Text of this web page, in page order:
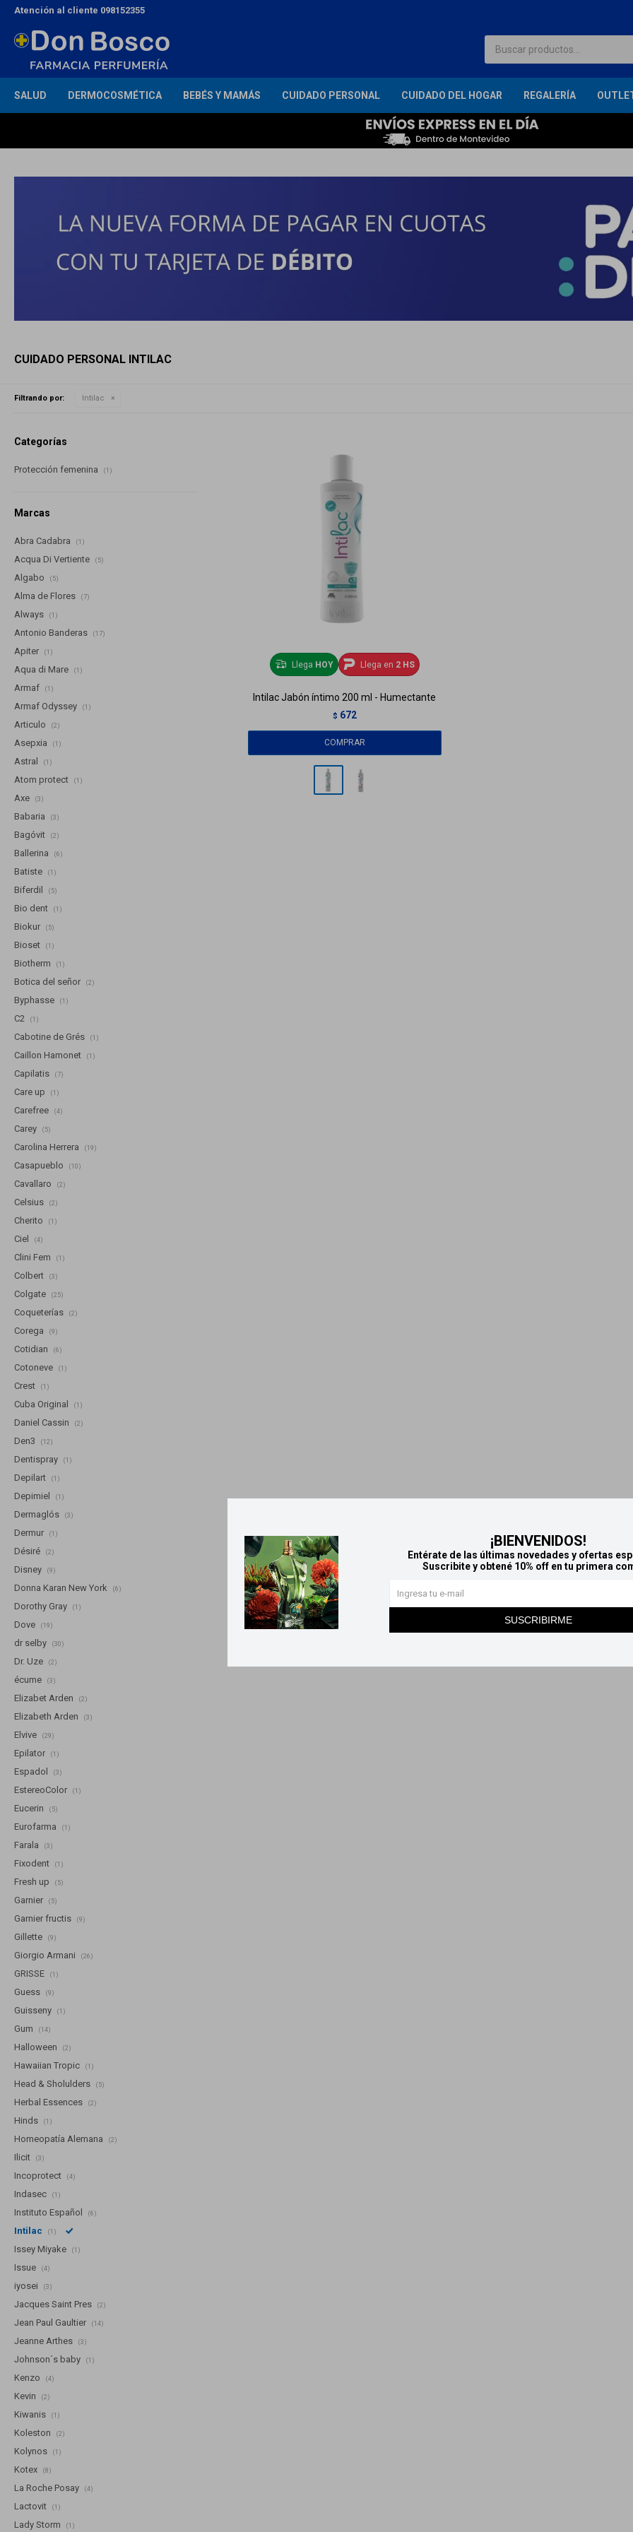
¡BIENVENIDOS!
Entérate de las últimas novedades y ofertas
Suscribite y obtené 10% off en tu primera
SUSCRIBIRME
SALUD DERMOCOSMÉTICA BEBÉS Y MAMÁS CUIDADO PERSONAL CUIDADO DEL HOGAR REGALERÍA
Atención al cliente 098152355
CUIDADO PERSONAL INTILAC
Filtrando por: Intilac
Llega HOY Llega en 2 HS
Intilac Jabón íntimo 200 ml - Humectante
$ 672
Categorías
Protección femenina (1)
Marcas
Abra Cadabra (1)
Acqua Di Vertiente (5)
Algabo (5)
Alma de Flores (7)
Always (1)
Antonio Banderas (17)
Apiter (1)
Aqua di Mare (1)
Armaf (1)
Armaf Odyssey (1)
Articulo (2)
Asepxia (1)
Astral (1)
Atom protect (1)
Axe (3)
Babaria (3)
Bagóvit (2)
Ballerina (6)
Batiste (1)
Biferdil (5)
Bio dent (1)
Biokur (5)
Bioset (1)
Biotherm (1)
Botica del señor (2)
Byphasse (1)
C2 (1)
Cabotine de Grés (1)
Caillon Hamonet (1)
Capilatis (7)
Care up (1)
Carefree (4)
Carey (5)
Carolina Herrera (19)
Casapueblo (10)
Cavallaro (2)
Celsius (2)
Cherito (1)
Ciel (4)
Clini Fem (1)
Colbert (3)
Colgate (25)
Coqueterías (2)
Corega (9)
Cotidian (6)
Cotoneve (1)
Crest (1)
Cuba Original (1)
Daniel Cassin (2)
Den3 (12)
Dentispray (1)
Depilart (1)
Depimiel (1)
Dermaglós (3)
Dermur (1)
Désiré (2)
Disney (9)
Donna Karan New York (6)
Dorothy Gray (1)
Dove (19)
dr selby (30)
Dr. Uze (2)
écume (3)
Elizabet Arden (2)
Elizabeth Arden (3)
Elvive (29)
Epilator (1)
Espadol (3)
EstereoColor (1)
Eucerin (5)
Eurofarma (1)
Farala (3)
Fixodent (1)
Fresh up (5)
Garnier (5)
Garnier fructis (9)
Gillette (9)
Giorgio Armani (26)
GRISSE (1)
Guess (9)
Guisseny (1)
Gum (14)
Halloween (2)
Hawaiian Tropic (1)
Head & Sholulders (5)
Herbal Essences (2)
Hinds (1)
Homeopatía Alemana (2)
Ilicit (3)
Incoprotect (4)
Indasec (1)
Instituto Español (6)
Intilac (1)
Issey Miyake (1)
Issue (4)
iyosei (3)
Jacques Saint Pres (2)
Jean Paul Gaultier (14)
Jeanne Arthes (3)
Johnson´s baby (1)
Kenzo (4)
Kevin (2)
Kiwanis (1)
Koleston (2)
Kolynos (1)
Kotex (8)
La Roche Posay (4)
Lactovit (1)
Lady Storm (1)